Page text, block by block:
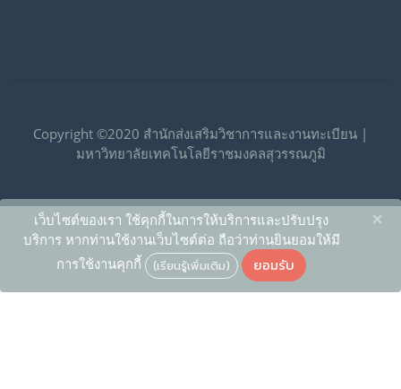
Copyright ©2020 สำนักส่งเสริมวิชาการและงานทะเบียน |
มหาวิทยาลัยเทคโนโลยีราชมงคลสุวรรณภูมิ
เว็บไซต์ของเรา ใช้คุกกี้ในการให้บริการและปรับปรุง
บริการ หากท่านใช้งานเว็บไซต์ต่อ ถือว่าท่านยินยอมให้มี
การใช้งานคุกกี้ (เรียนรู้เพิ่มเติม) ยอมรับ
×